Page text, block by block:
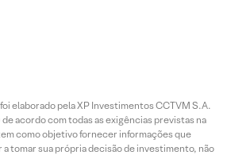
elaborado pela XP Investimentos CCTVM S.A.
de acordo com todas as exigências previstas na
como objetivo fornecer informações que
a tomar sua própria decisão de investimento, não